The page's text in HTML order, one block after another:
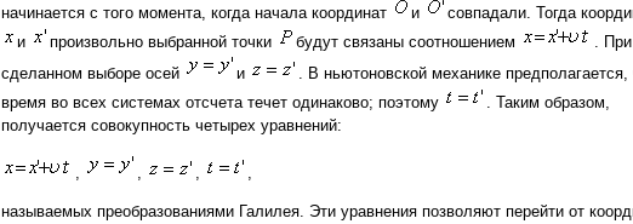
начинается с того момента, когда начала координат
и
совпадали. Тогда
и
произвольно выбранной точки будут связаны соотношением
. При
сделанном выборе осей
и
. В ньютоновской механике предполагается,
время во всех системах отсчета течет одинаково; поэтому
. Таким образом,
получается совокупность четырех уравнений:
, , , ,
называемых преобразованиями Галилея. Эти уравнения позволяют перейти от